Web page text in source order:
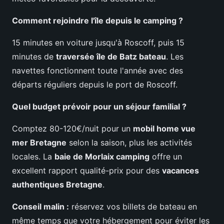
Comment rejoindre l'île depuis le camping ?
15 minutes en voiture jusqu'à Roscoff, puis 15
minutes de traversée île de Batz bateau. Les
navettes fonctionnent toute l'année avec des
départs réguliers depuis le port de Roscoff.
Quel budget prévoir pour un séjour familial ?
Comptez 80-120€/nuit pour un mobil home vue
mer Bretagne selon la saison, plus les activités
locales. La baie de Morlaix camping offre un
excellent rapport qualité-prix pour des vacances
authentiques Bretagne.
Conseil malin : réservez vos billets de bateau en
même temps que votre hébergement pour éviter les